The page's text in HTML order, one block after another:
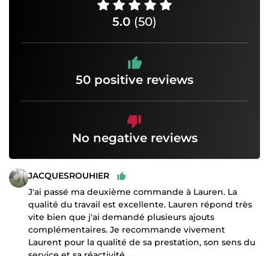
5.0 (50)
50 positive reviews
No negative reviews
JACQUESROUHIER
J'ai passé ma deuxième commande à Lauren. La
qualité du travail est excellente. Lauren répond très
vite bien que j'ai demandé plusieurs ajouts
complémentaires. Je recommande vivement
Laurent pour la qualité de sa prestation, son sens du